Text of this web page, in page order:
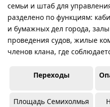
семьи и штаб для
разделено по функциям:
и бумажных дел города,
проведения судов, жилые
членов клана, где
Переходы
Площадь Семихолмья